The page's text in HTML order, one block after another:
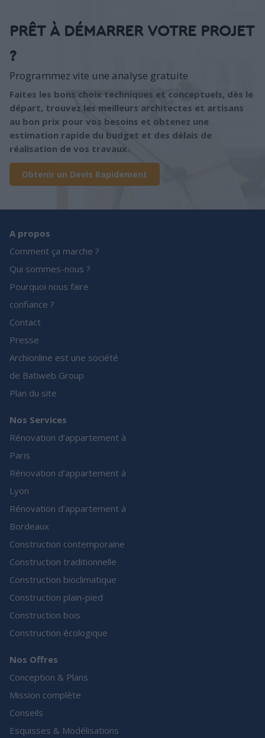
PRÊT À DÉMARRER VOTRE PROJET
?
Programmez vite une analyse gratuite
Faites les bons choix techniques et conceptuels, dès le
départ, trouvez les meilleurs architectes et artisans
au bon prix pour vos besoins et obtenez une
estimation rapide du budget et des délais de
réalisation de vos travaux.
Obtenir un Devis Rapidement
A propos
Comment ça marche ?
Qui sommes-nous ?
Pourquoi nous faire
confiance ?
Contact
Presse
Archionline est une société
de Batiweb Group
Plan du site
Nos Services
Rénovation d’appartement à
Paris
Rénovation d’appartement à
Lyon
Rénovation d’appartement à
Bordeaux
Construction contemporaine
Construction traditionnelle
Construction bioclimatique
Construction plain-pied
Construction bois
Construction écologique
Nos Offres
Conception & Plans
Mission complète
Conseils
Esquisses & Modélisations